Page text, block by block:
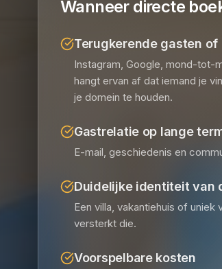
Wanneer directe
Terugkerende gasten
Instagram, Google, mond-tot-
hangt ervan af dat iemand je
je domein te houden.
Gastrelatie op lange
E-mail, geschiedenis en
Duidelijke identiteit van
Een villa, vakantiehuis of
versterkt die.
Voorspelbare kosten